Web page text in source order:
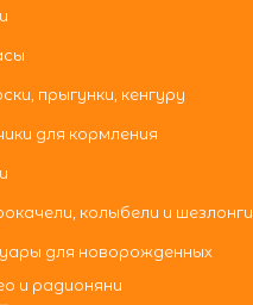
прыгунки, кенгуру
для кормления
колыбели и шезлонги
для новорожденных
и радионяни